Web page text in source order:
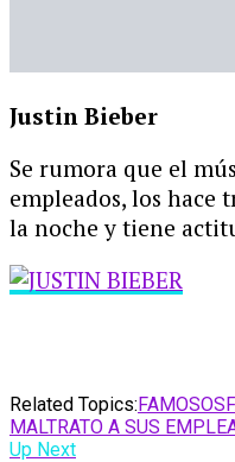
Justin Bieber
Se rumora que el
empleados, los hace
la noche y tiene
Related Topics:FAMOSOS
MALTRATO A SUS
Up Next